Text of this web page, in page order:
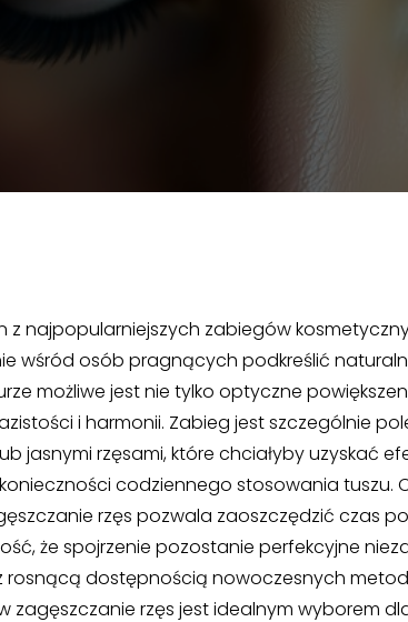
z najpopularniejszych zabiegów
wśród osób pragnących podkreślić
możliwe jest nie tylko optyczne
i harmonii. Zabieg jest szczególnie
jasnymi rzęsami, które chciałyby uzyskać
codziennego stosowania tuszu.
rzęs pozwala zaoszczędzić czas
że spojrzenie pozostanie perfekcyjne
rosnącą dostępnością nowoczesnych
zagęszczanie rzęs jest idealnym wyborem